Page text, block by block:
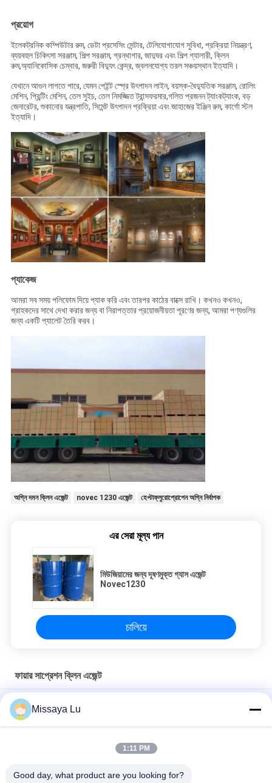
প্রয়োগ
ইলেকট্রনিক কম্পিউটার রুম, ডেটা প্রসেসিং সেন্টার, টেলিযোগাযোগ সুবিধা, প্রক্রিয়া নিয়ন্ত্রণ,
ব্যয়বহুল চিকিৎসা সরঞ্জাম, শিল্প সরঞ্জাম, গ্রন্থাগার, জাদুঘর এবং শিল্প গ্যালারী, ক্লিন
রুম,অ্যানিকোসিক চেম্বার, জরুরী বিদ্যুৎ কেন্দ্র, জ্বলনযোগ্য তরল সঞ্চয়স্থান ইত্যাদি।
যেখানে আগুন লাগতে পারে, যেমন পেইন্ট স্প্রে উৎপাদন লাইন, বয়স্ক-বৈদ্যুতিক সরঞ্জাম, রোলিং
মেশিন, প্রিন্টিং মেশিন, তেল সুইচ, তেল নিমজ্জিত ট্রান্সফরমার,গলিত প্রজনন ট্যাংকট্যাংক, বড়
জেনারেটর, শুকানোর যন্ত্রপাতি, সিমেন্ট উৎপাদন প্রক্রিয়া এবং জাহাজের ইঞ্জিন রুম, কার্গো স্টল
ইত্যাদি।
প্যাকেজ
আমরা সব সময় পলিফোম দিয়ে প্যাক করি এবং তারপর কাঠের বাক্সে রাখি। কখনও কখনও,
গ্রাহকদের সাথে দেখা করার জন্য বা নিরাপত্তার প্রয়োজনীয়তা পূরণের জন্য, আমরা পণ্যগুলির
জন্য একটি প্যালেট তৈরি করব।
অগ্নি দমন ক্লিন এজেন্ট novec 1230 এজেন্ট হেপ্টাফ্লুরোপ্রোপেন অগ্নি নির্বাপক
এর সেরা মূল্য পান
মিউজিয়ামের জন্য দূষণমুক্ত গ্যাস এজেন্ট
Novec1230
চালিয়ে
ফায়ার সাপ্রেশন ক্লিন এজেন্ট
লাইব্রেরির জন্য FM200 ফায়ার সাপ্রেশন ক্লিন এজেন্ট Heptafluoropropane
ফায়ার এক্সটিংগুইশার
Missaya Lu
1:11 PM
Good day, what product are you looking for?